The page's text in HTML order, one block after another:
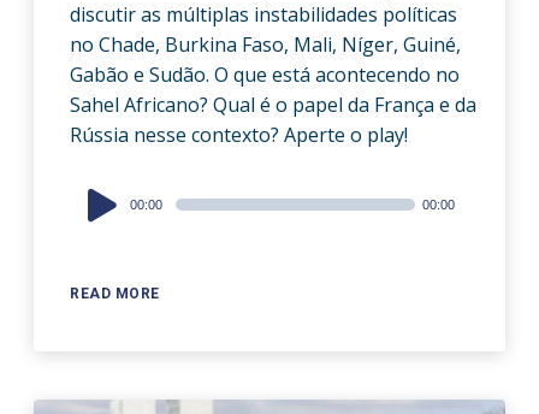
discutir as múltiplas instabilidades políticas
no Chade, Burkina Faso, Mali, Níger, Guiné,
Gabão e Sudão. O que está acontecendo no
Sahel Africano? Qual é o papel da França e da
Rússia nesse contexto? Aperte o play!
READ MORE
Audio
Player
00:00 00:00